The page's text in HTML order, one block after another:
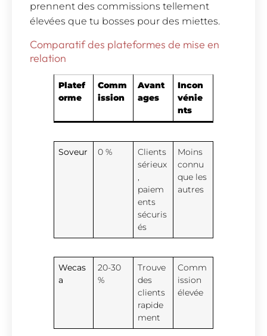
prennent des commissions tellement
élevées que tu bosses pour des miettes.
Comparatif des plateformes de mise en
relation
Platef
orme
Comm
ission
Avant
ages
Incon
vénie
nts
Soveur 0 %
Clients
sérieux
,
paiem
ents
sécuris
és
Moins
connu
que les
autres
Wecas
a
20-30
%
Trouve
des
clients
rapide
ment
Comm
ission
élevée